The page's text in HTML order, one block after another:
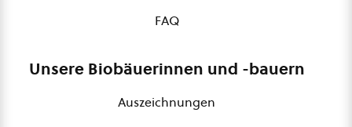
FAQ
Unsere Biobäuerinnen und -bauern
Auszeichnungen